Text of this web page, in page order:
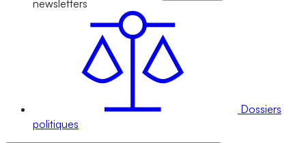
newsletters
Dossiers
politiques